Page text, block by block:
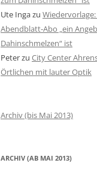
Ute Ingazu
Abendblatt-Abo „ein
Dahinschmelzen“ ist
Peterzu City Center
Örtlichen mit lauter Optik
Archiv (bis Mai 2013)
ARCHIV (AB MAI 2013)